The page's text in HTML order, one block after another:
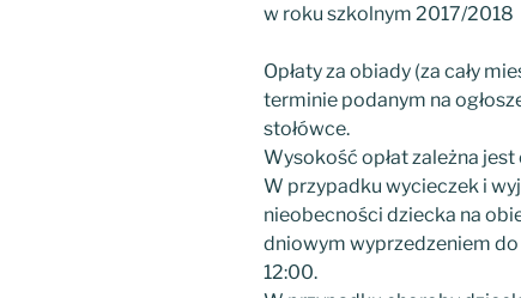
w roku szkolnym 2017/2018
Opłaty za obiady (za cały
terminie podanym na
stołówce.
Wysokość opłat zależna
W przypadku wycieczek i
nieobecności dziecka na
dniowym wyprzedzeniem
12:00.